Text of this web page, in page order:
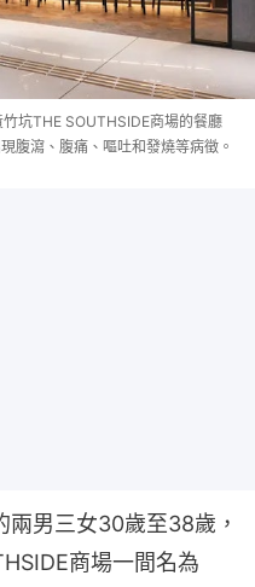
坑THE SOUTHSIDE商場的餐廳
腹瀉、腹痛、嘔吐和發燒等病徵。
男三女30歲至38歲，
商場一間名為